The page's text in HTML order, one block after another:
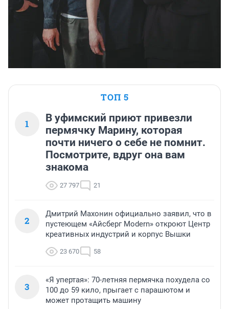
ТОП 5
1
В уфимский приют привезли
пермячку Марину, которая
почти ничего о себе не помнит.
Посмотрите, вдруг она вам
знакома
27 797 21
2
Дмитрий Махонин официально заявил, что в
пустеющем «Айсберг Modern» откроют Центр
креативных индустрий и корпус Вышки
23 670 58
3
«Я упертая»: 70-летняя пермячка похудела со
100 до 59 кило, прыгает с парашютом и
может протащить машину